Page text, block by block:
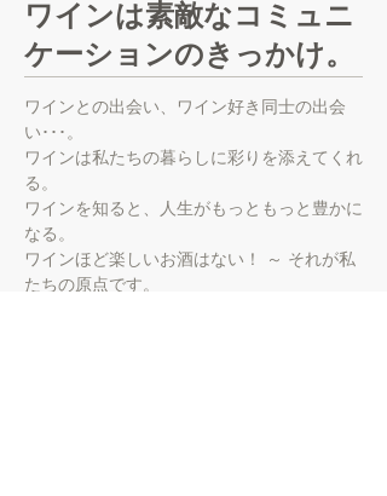
​ワインは素敵なコミュニ
ケーションのきっかけ。
ワインとの出会い、ワイン好き同士の出会
い･･･。
ワインは私たちの暮らしに彩りを添えてくれ
る。
ワインを知ると、人生がもっともっと豊かに
なる。
​ワインほど楽しいお酒はない！ ～ それが私
たちの原点です。